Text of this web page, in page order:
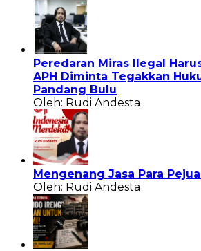
Peredaran Miras Ilegal
APH Diminta Tegakkan
Pandang Bulu
Oleh: Rudi Andesta
Mengenang Jasa Para
Oleh: Rudi Andesta